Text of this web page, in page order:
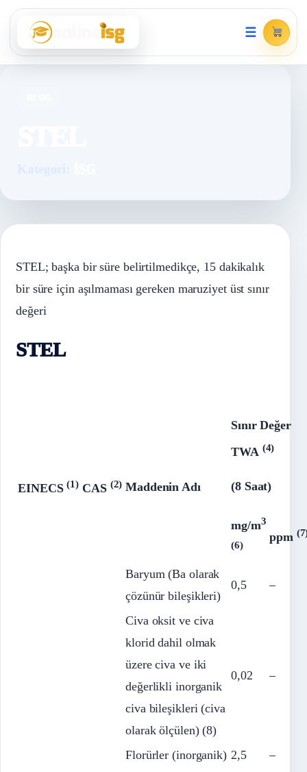
☰
Kategori:
STEL; başka bir süre belirtilmedikçe, 15 dakikalık
bir süre için aşılmaması gereken maruziyet üst sınır
değeri
STEL
EINECS(1) CAS (2) Maddenin Adı
Sınır Değer
TWA (4)
(8 Saat)
mg/m3
(6)
ppm
Baryum (Ba olarak
çözünür bileşikleri)
0,5 –
Civa oksit ve civa
klorid dahil olmak
üzere civa ve iki
değerlikli inorganik
civa bileşikleri (civa
olarak ölçülen) (8)
0,02 –
Florürler (inorganik) 2,5 –